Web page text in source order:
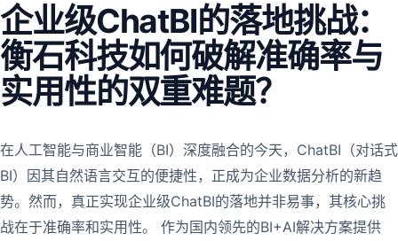
企业级ChatBI的落地挑战：
衡石科技如何破解准确率与
实用性的双重难题？
在人工智能与商业智能（BI）深度融合的今天，ChatBI（对话式
BI）因其自然语言交互的便捷性，正成为企业数据分析的新趋
势。然而，真正实现企业级ChatBI的落地并非易事，其核心挑
战在于准确率和实用性。 作为国内领先的BI+AI解决方案提供